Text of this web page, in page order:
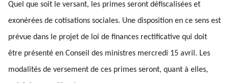
Quel que soit le versant, les primes seront défiscalisées et
exonérées de cotisations sociales. Une disposition en ce sens est
prévue dans le projet de loi de finances rectificative qui doit
être présenté en Conseil des ministres mercredi 15 avril. Les
modalités de versement de ces primes seront, quant à elles,